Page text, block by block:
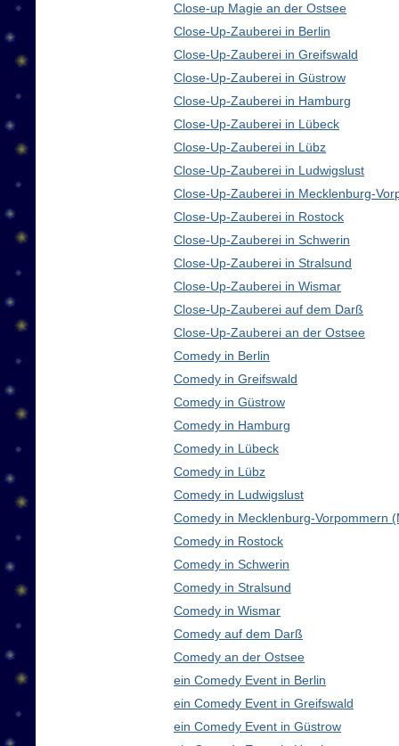
Close-up Magie an der Ostsee
Close-Up-Zauberei in Berlin
Close-Up-Zauberei in Greifswald
Close-Up-Zauberei in Güstrow
Close-Up-Zauberei in Hamburg
Close-Up-Zauberei in Lübeck
Close-Up-Zauberei in Lübz
Close-Up-Zauberei in Ludwigslust
Close-Up-Zauberei in Mecklenburg-
Close-Up-Zauberei in Rostock
Close-Up-Zauberei in Schwerin
Close-Up-Zauberei in Stralsund
Close-Up-Zauberei in Wismar
Close-Up-Zauberei auf dem Darß
Close-Up-Zauberei an der Ostsee
Comedy in Berlin
Comedy in Greifswald
Comedy in Güstrow
Comedy in Hamburg
Comedy in Lübeck
Comedy in Lübz
Comedy in Ludwigslust
Comedy in Mecklenburg-Vorpommern
Comedy in Rostock
Comedy in Schwerin
Comedy in Stralsund
Comedy in Wismar
Comedy auf dem Darß
Comedy an der Ostsee
ein Comedy Event in Berlin
ein Comedy Event in Greifswald
ein Comedy Event in Güstrow